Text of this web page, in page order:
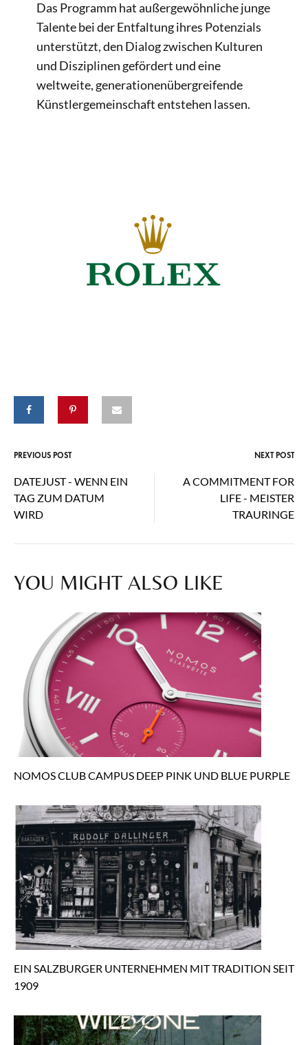
Das Programm hat außergewöhnliche junge
Talente bei der Entfaltung ihres Potenzials
unterstützt, den Dialog zwischen Kulturen
und Disziplinen gefördert und eine
weltweite, generationenübergreifende
Künstlergemeinschaft entstehen lassen.
Post
navigation
PREVIOUS POST NEXT POST
DATEJUST - WENN EIN
TAG ZUM DATUM
WIRD
A COMMITMENT FOR
LIFE - MEISTER
TRAURINGE
YOU MIGHT ALSO LIKE
NOMOS CLUB CAMPUS DEEP PINK UND BLUE PURPLE
EIN SALZBURGER UNTERNEHMEN MIT TRADITION SEIT
1909